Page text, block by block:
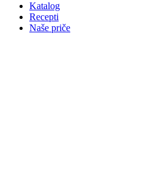
Katalog
Recepti
Naše priče